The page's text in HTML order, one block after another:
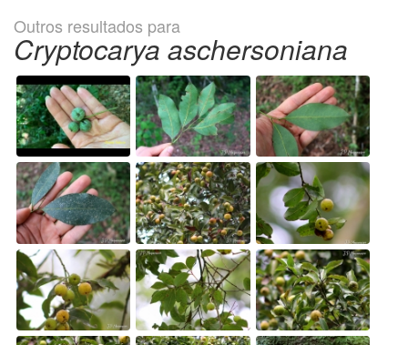
Outros resultados para
Cryptocarya aschersoniana